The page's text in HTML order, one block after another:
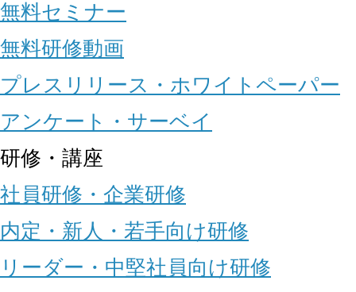
無料セミナー
無料研修動画
プレスリリース・ホワイトペーパー
アンケート・サーベイ
研修・講座
社員研修・企業研修
内定・新人・若手向け研修
リーダー・中堅社員向け研修